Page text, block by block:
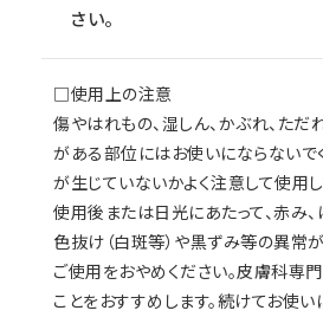
さい。
□使用上の注意
傷やはれもの、湿しん、かぶれ、た
がある部位にはお使いにならないで
が生じていないかよく注意して使用
使用後または日光にあたって、赤み、
色抜け（白斑等）や黒ずみ等の異常
ご使用をおやめください。皮膚科専
ことをおすすめします。続けてお使